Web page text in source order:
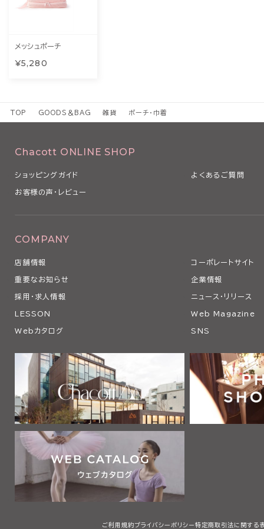
メッシュポーチ
¥5,280
TOP GOODS＆BAG 雑貨 ポーチ・巾着
Chacott ONLINE SHOP
ショッピングガイド よくあるご質問
お客様の声・レビュー
COMPANY
店舗情報 コーポレートサイト
重要なお知らせ 企業情報
採用・求人情報 ニュース・リリース
LESSON Web Magazine
Webカタログ SNS
ご利用規約プライバシーポリシー 特定商取引法に関する